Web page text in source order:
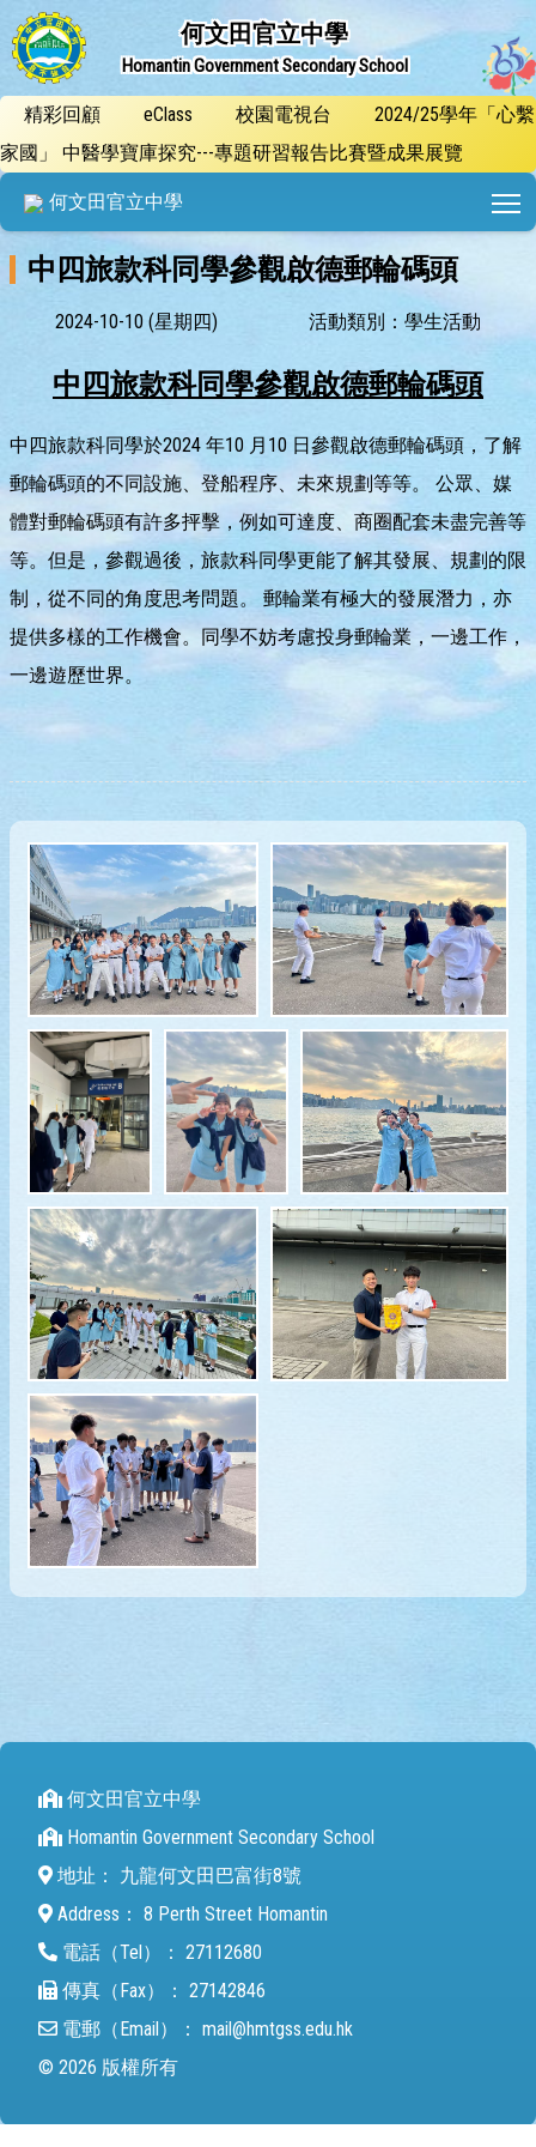
何文田官立中學
Homantin Government Secondary School
精彩回顧 eClass 校園電視台
2024/25學年「心繫
家國」 中醫學寶庫探究---專題研習報告比賽暨成果展覽
何文田官立中學
中四旅款科同學參觀啟德郵輪碼頭
2024-10-10 (星期四) 活動類別：學生活動
中四旅款科同學參觀啟德郵輪碼頭
中四旅款科同學於2024 年10 月10 日參觀啟德郵輪碼頭，了解
郵輪碼頭的不同設施、登船程序、未來規劃等等。 公眾、媒
體對郵輪碼頭有許多抨擊，例如可達度、商圈配套未盡完善等
等。但是，參觀過後，旅款科同學更能了解其發展、規劃的限
制，從不同的角度思考問題。 郵輪業有極大的發展潛力，亦
提供多樣的工作機會。同學不妨考慮投身郵輪業，一邊工作，
一邊遊歷世界。
何文田官立中學
Homantin Government Secondary School
地址：
九龍何文田巴富街8號
Address： 8 Perth Street Homantin
電話（Tel）： 27112680
傳真（Fax）： 27142846
電郵（Email）： mail@hmtgss.edu.hk
© 2026 版權所有